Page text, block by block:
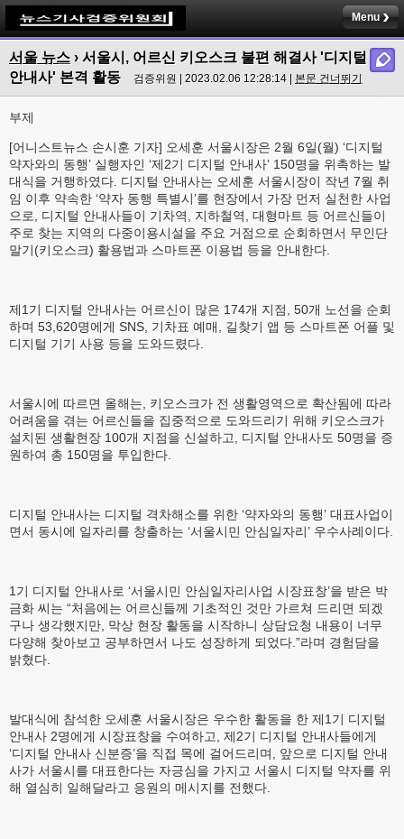
Menu
서울 뉴스 › 서울시, 어르신 키오스크 불편 해결사 '디지털
안내사' 본격 활동
검증위원 | 2023.02.06 12:28:14 | 본문 건너뛰기
부제
[어니스트뉴스 손시훈 기자] 오세훈 서울시장은 2월 6일(월) ‘디지털
약자와의 동행’ 실행자인 ‘제2기 디지털 안내사’ 150명을 위촉하는 발
대식을 거행하였다. 디지털 안내사는 오세훈 서울시장이 작년 7월 취
임 이후 약속한 ‘약자 동행 특별시’를 현장에서 가장 먼저 실천한 사업
으로, 디지털 안내사들이 기차역, 지하철역, 대형마트 등 어르신들이
주로 찾는 지역의 다중이용시설을 주요 거점으로 순회하면서 무인단
말기(키오스크) 활용법과 스마트폰 이용법 등을 안내한다.
제1기 디지털 안내사는 어르신이 많은 174개 지점, 50개 노선을 순회
하며 53,620명에게 SNS, 기차표 예매, 길찾기 앱 등 스마트폰 어플 및
디지털 기기 사용 등을 도와드렸다.
서울시에 따르면 올해는, 키오스크가 전 생활영역으로 확산됨에 따라
어려움을 겪는 어르신들을 집중적으로 도와드리기 위해 키오스크가
설치된 생활현장 100개 지점을 신설하고, 디지털 안내사도 50명을 증
원하여 총 150명을 투입한다.
디지털 안내사는 디지털 격차해소를 위한 ‘약자와의 동행’ 대표사업이
면서 동시에 일자리를 창출하는 ‘서울시민 안심일자리’ 우수사례이다.
1기 디지털 안내사로 ‘서울시민 안심일자리사업 시장표창’을 받은 박
금화 씨는 “처음에는 어르신들께 기초적인 것만 가르쳐 드리면 되겠
구나 생각했지만, 막상 현장 활동을 시작하니 상담요청 내용이 너무
다양해 찾아보고 공부하면서 나도 성장하게 되었다.”라며 경험담을
밝혔다.
발대식에 참석한 오세훈 서울시장은 우수한 활동을 한 제1기 디지털
안내사 2명에게 시장표창을 수여하고, 제2기 디지털 안내사들에게
‘디지털 안내사 신분증’을 직접 목에 걸어드리며, 앞으로 디지털 안내
사가 서울시를 대표한다는 자긍심을 가지고 서울시 디지털 약자를 위
해 열심히 일해달라고 응원의 메시지를 전했다.